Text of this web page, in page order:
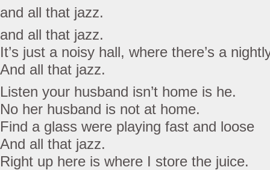
and all that jazz.
and all that jazz.
It’s just a noisy hall, where there’s a
And all that jazz.
Listen your husband isn’t home is he.
No her husband is not at home.
Find a glass were playing fast and loose
And all that jazz.
Right up here is where I store the juice.